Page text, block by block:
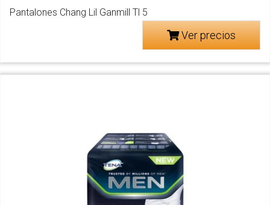
Pantalones Chang Lil Ganmill Tl 5
Ver precios